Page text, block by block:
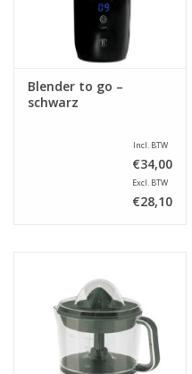
Blender to go –
schwarz
Incl. BTW
€34,00
Excl. BTW
€28,10